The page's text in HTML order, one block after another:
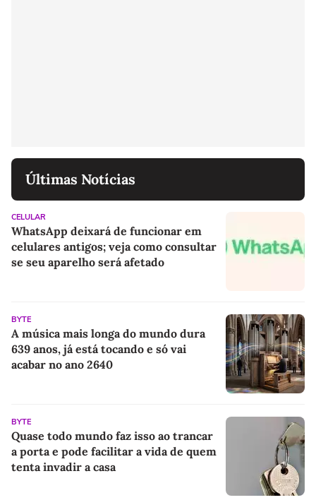
Últimas Notícias
CELULAR
WhatsApp deixará de funcionar em
celulares antigos; veja como consultar
se seu aparelho será afetado
BYTE
A música mais longa do mundo dura
639 anos, já está tocando e só vai
acabar no ano 2640
BYTE
Quase todo mundo faz isso ao trancar
a porta e pode facilitar a vida de quem
tenta invadir a casa